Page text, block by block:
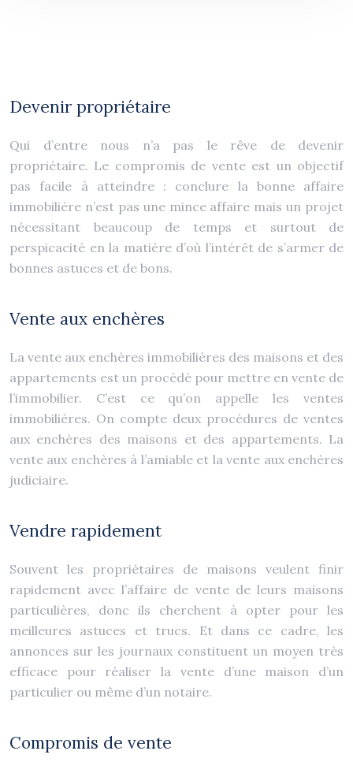
Devenir propriétaire
Qui d’entre nous n’a pas le rêve de devenir
propriétaire. Le compromis de vente est un objectif
pas facile à atteindre : conclure la bonne affaire
immobilière n’est pas une mince affaire mais un projet
nécessitant beaucoup de temps et surtout de
perspicacité en la matière d’où l’intérêt de s’armer de
bonnes astuces et de bons.
Vente aux enchères
La vente aux enchères immobilières des maisons et des
appartements est un procédé pour mettre en vente de
l’immobilier. C’est ce qu’on appelle les ventes
immobilières. On compte deux procédures de ventes
aux enchères des maisons et des appartements. La
vente aux enchères à l’amiable et la vente aux enchères
judiciaire.
Vendre rapidement
Souvent les propriétaires de maisons veulent finir
rapidement avec l’affaire de vente de leurs maisons
particulières, donc ils cherchent à opter pour les
meilleures astuces et trucs. Et dans ce cadre, les
annonces sur les journaux constituent un moyen très
efficace pour réaliser la vente d’une maison d’un
particulier ou même d’un notaire.
Compromis de vente